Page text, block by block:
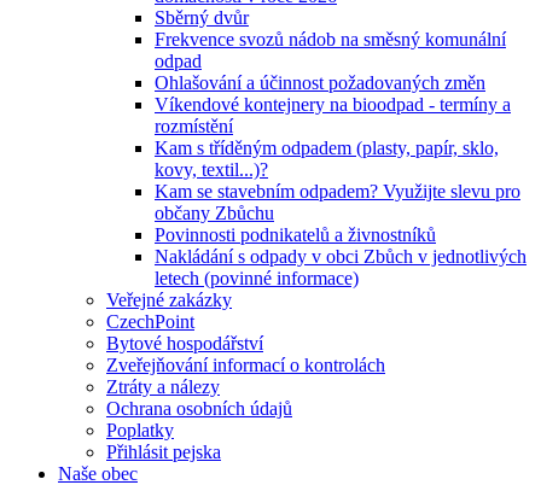
Sběrný dvůr
Frekvence svozů nádob na směsný komunální
odpad
Ohlašování a účinnost požadovaných změn
Víkendové kontejnery na bioodpad - termíny a
rozmístění
Kam s tříděným odpadem (plasty, papír, sklo,
kovy, textil...)?
Kam se stavebním odpadem? Využijte slevu pro
občany Zbůchu
Povinnosti podnikatelů a živnostníků
Nakládání s odpady v obci Zbůch v jednotlivých
letech (povinné informace)
Veřejné zakázky
CzechPoint
Bytové hospodářství
Zveřejňování informací o kontrolách
Ztráty a nálezy
Ochrana osobních údajů
Poplatky
Přihlásit pejska
Naše obec